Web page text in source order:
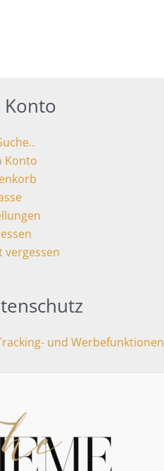
Konto
vergessen
und Werbefunktionen